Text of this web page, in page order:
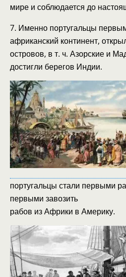
мире и соблюдается до
7. Именно португальцы
африканский континент,
островов, в т. ч. Азорские и
достигли берегов Индии.
португальцы стали первыми
первыми завозить
рабов из Африки в Америку.